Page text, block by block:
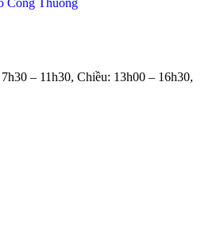
– 11h30, Chiều: 13h00 – 16h30,